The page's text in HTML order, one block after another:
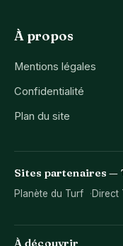
À propos
Mentions légales
Confidentialité
Plan du site
Sites partenaires —
Planète du Turf Direct
À découvrir